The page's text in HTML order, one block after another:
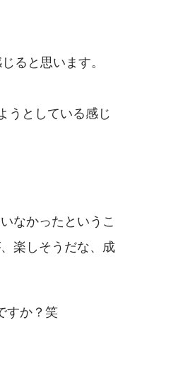
ると思います。
うとしている感じ
なかったというこ
楽しそうだな、成
すか？笑